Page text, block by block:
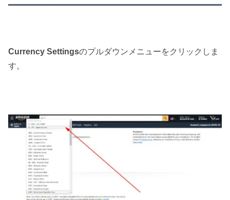
Currency Settingsのプルダウンメニューをクリックしま
す。